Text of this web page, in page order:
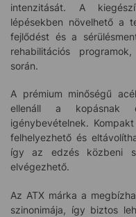
intenzitását. A
lépésekben növelhető a
fejlődést és a
rehabilitációs
során.
A prémium minőségű
ellenáll a kopásnak
igénybevételnek.
felhelyezhető és
így az edzés közbeni
elvégezhető.
Az ATX márka a
szinonimája, így biztos